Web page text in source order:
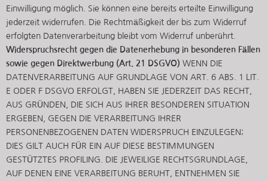
Einwilligung möglich. Sie können eine bereits erteilte Einwilligung
jederzeit widerrufen. Die Rechtmäßigkeit der bis zum Widerruf
erfolgten Datenverarbeitung bleibt vom Widerruf unberührt.
Widerspruchsrecht gegen die Datenerhebung in besonderen Fällen
sowie gegen Direktwerbung (Art. 21 DSGVO) WENN DIE
DATENVERARBEITUNG AUF GRUNDLAGE VON ART. 6 ABS. 1 LIT.
E ODER F DSGVO ERFOLGT, HABEN SIE JEDERZEIT DAS RECHT,
AUS GRÜNDEN, DIE SICH AUS IHRER BESONDEREN SITUATION
ERGEBEN, GEGEN DIE VERARBEITUNG IHRER
PERSONENBEZOGENEN DATEN WIDERSPRUCH EINZULEGEN;
DIES GILT AUCH FÜR EIN AUF DIESE BESTIMMUNGEN
GESTÜTZTES PROFILING. DIE JEWEILIGE RECHTSGRUNDLAGE,
AUF DENEN EINE VERARBEITUNG BERUHT, ENTNEHMEN SIE